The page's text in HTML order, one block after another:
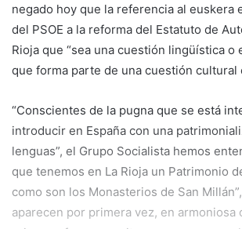
negado hoy que la referencia al euskera
del PSOE a la reforma del Estatuto de
Rioja que “sea una cuestión lingüística o
que forma parte de una cuestión cultural
“Conscientes de la pugna que se está
introducir en España con una
lenguas”, el Grupo Socialista hemos
que tenemos en La Rioja un Patrimonio
como son los Monasterios de San
aparecen por primera vez, en armoniosa